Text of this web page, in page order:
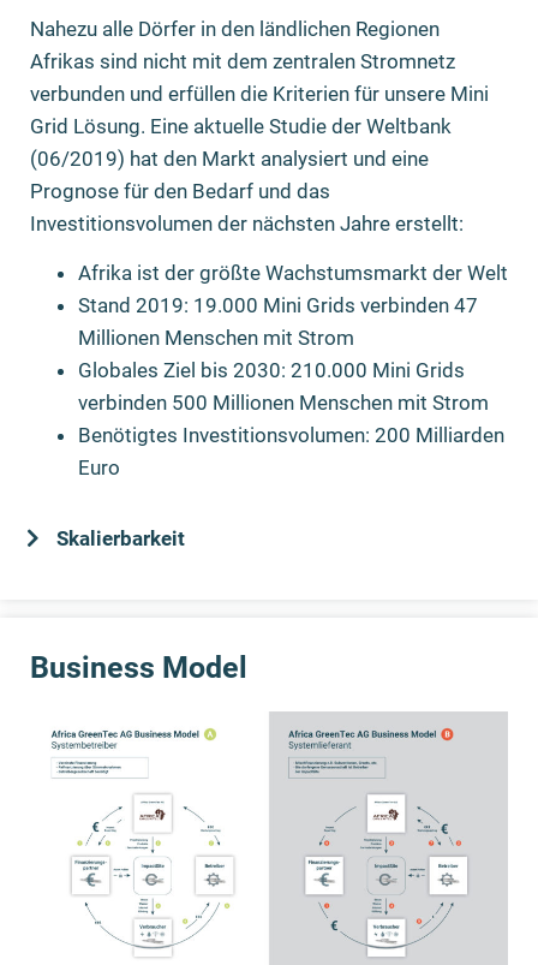
Nahezu alle Dörfer in den ländlichen Regionen
Afrikas sind nicht mit dem zentralen Stromnetz
verbunden und erfüllen die Kriterien für unsere Mini
Grid Lösung. Eine aktuelle Studie der Weltbank
(06/2019) hat den Markt analysiert und eine
Prognose für den Bedarf und das
Investitionsvolumen der nächsten Jahre erstellt:
Afrika ist der größte Wachstumsmarkt der Welt
Stand 2019: 19.000 Mini Grids verbinden 47
Millionen Menschen mit Strom
Globales Ziel bis 2030: 210.000 Mini Grids
verbinden 500 Millionen Menschen mit Strom
Benötigtes Investitionsvolumen: 200 Milliarden
Euro
Skalierbarkeit
Business Model